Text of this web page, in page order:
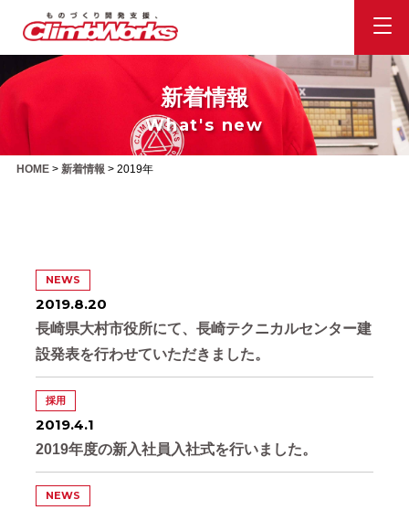
新着情報
What's new
HOME> 新着情報 > 2019年
NEWS
2019.8.20
長崎県大村市役所にて、長崎テクニカルセンター建
設発表を行わせていただきました。
採用
2019.4.1
2019年度の新入社員入社式を行いました。
NEWS